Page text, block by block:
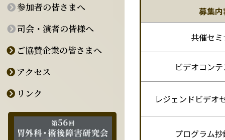
参加者の皆さまへ
司会・演者の皆様へ
ご協賛企業の皆さまへ
アクセス
リンク
募集
共催セ
ビデオコン
レジェンドビデオ
プログラム